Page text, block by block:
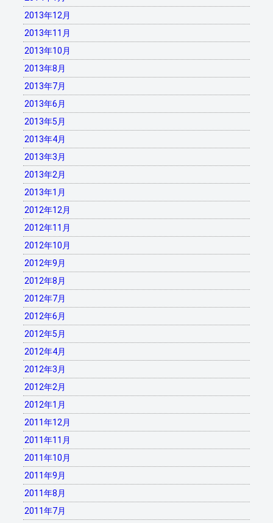
2013年12月
2013年11月
2013年10月
2013年8月
2013年7月
2013年6月
2013年5月
2013年4月
2013年3月
2013年2月
2013年1月
2012年12月
2012年11月
2012年10月
2012年9月
2012年8月
2012年7月
2012年6月
2012年5月
2012年4月
2012年3月
2012年2月
2012年1月
2011年12月
2011年11月
2011年10月
2011年9月
2011年8月
2011年7月